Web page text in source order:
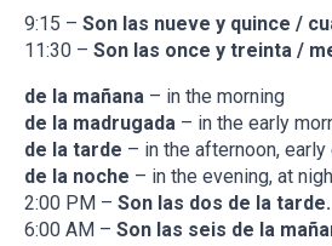
9:15 – Son las nueve y quince /
11:30 – Son las once y treinta /
de la mañana – in the morning
de la madrugada – in the early
de la tarde – in the afternoon, early
de la noche – in the evening, at
2:00 PM – Son las dos de la tarde.
6:00 AM – Son las seis de la